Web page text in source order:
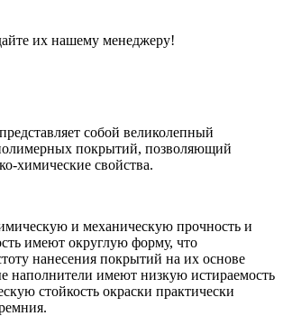
их нашему менеджеру!
собой великолепный
покрытий, позволяющий
химические свойства.
и механическую прочность и
имеют округлую форму, что
нанесения покрытий на их основе
наполнители имеют низкую истираемость
стойкость окраски практически